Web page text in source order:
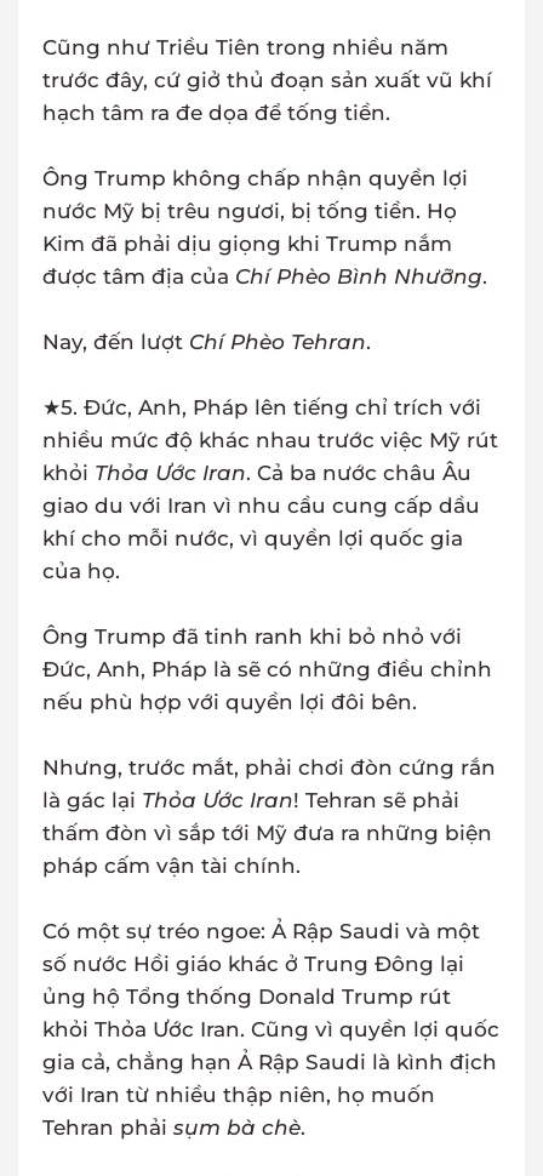
Cũng như Triều Tiên trong nhiều năm
trước đây, cứ giở thủ đoạn sản xuất vũ khí
hạch tâm ra đe dọa để tống tiền.
Ông Trump không chấp nhận quyền lợi
nước Mỹ bị trêu ngươi, bị tống tiền. Họ
Kim đã phải dịu giọng khi Trump nắm
được tâm địa của Chí Phèo Bình Nhưỡng.
Nay, đến lượt Chí Phèo Tehran.
★5. Đức, Anh, Pháp lên tiếng chỉ trích với
nhiều mức độ khác nhau trước việc Mỹ rút
khỏi Thỏa Ước Iran. Cả ba nước châu Âu
giao du với Iran vì nhu cầu cung cấp dầu
khí cho mỗi nước, vì quyền lợi quốc gia
của họ.
Ông Trump đã tinh ranh khi bỏ nhỏ với
Đức, Anh, Pháp là sẽ có những điều chỉnh
nếu phù hợp với quyền lợi đôi bên.
Nhưng, trước mắt, phải chơi đòn cứng rắn
là gác lại Thỏa Ước Iran! Tehran sẽ phải
thấm đòn vì sắp tới Mỹ đưa ra những biện
pháp cấm vận tài chính.
Có một sự tréo ngoe: Ả Rập Saudi và một
số nước Hồi giáo khác ở Trung Đông lại
ủng hộ Tổng thống Donald Trump rút
khỏi Thỏa Ước Iran. Cũng vì quyền lợi quốc
gia cả, chẳng hạn Ả Rập Saudi là kình địch
với Iran từ nhiều thập niên, họ muốn
Tehran phải sụm bà chè.